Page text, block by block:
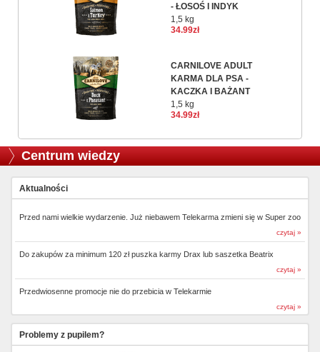
- ŁOSOŚ I INDYK
1,5 kg
34.99zł
CARNILOVE ADULT
KARMA DLA PSA -
KACZKA I BAŻANT
1,5 kg
34.99zł
Centrum wiedzy
Aktualności
Przed nami wielkie wydarzenie. Już niebawem Telekarma zmieni się w Super zoo
czytaj »
Do zakupów za minimum 120 zł puszka karmy Drax lub saszetka Beatrix
czytaj »
Przedwiosenne promocje nie do przebicia w Telekarmie
czytaj »
Problemy z pupilem?